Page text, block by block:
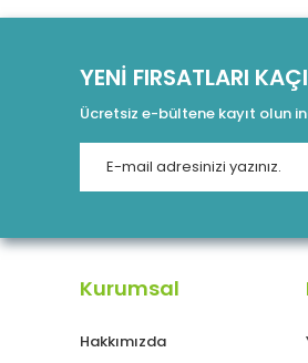
YENİ FIRSATLARI
Ücretsiz e-bültene kayıt olun
Kurumsal
Hakkımızda